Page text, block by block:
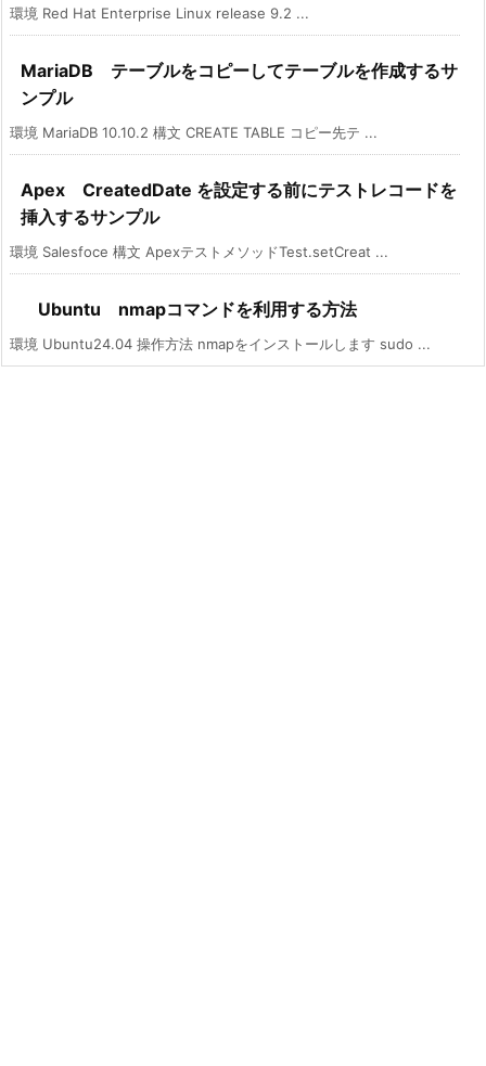
環境 Red Hat Enterprise Linux release 9.2 ...
MariaDB テーブルをコピーしてテーブルを作成するサ
ンプル
環境 MariaDB 10.10.2 構文 CREATE TABLE コピー先テ ...
Apex CreatedDate を設定する前にテストレコードを
挿入するサンプル
環境 Salesfoce 構文 ApexテストメソッドTest.setCreat ...
Ubuntu nmapコマンドを利用する方法
環境 Ubuntu24.04 操作方法 nmapをインストールします sudo ...